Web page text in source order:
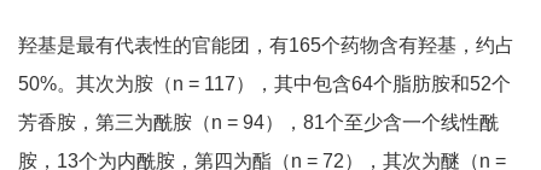
羟基是最有代表性的官能团，有165个药物含有羟基，约占
50%。其次为胺（n = 117），其中包含64个脂肪胺和52个
芳香胺，第三为酰胺（n = 94），81个至少含一个线性酰
胺，13个为内酰胺，第四为酯（n = 72），其次为醚（n =